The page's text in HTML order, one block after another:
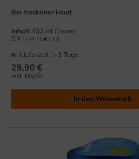
Bei trockener Haut
Inhalt 400 ml Creme
0.4 l
(74,75 € / 1 l)
Lieferzeit 1-3 Tage
29,90 €
inkl. MwSt.
In den Warenkorb